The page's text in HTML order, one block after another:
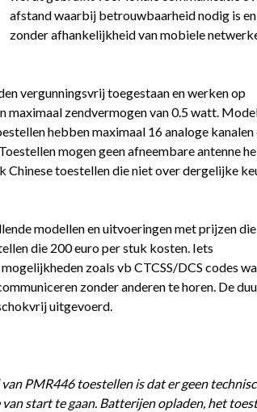
afstand waarbij betrouwbaarheid nodig is
zonder afhankelijkheid van mobiele
vergunningsvrij toegestaan en werken op
zendvermogen van 0.5 watt.
hebben maximaal 16 analoge kanalen
mogen geen afneembare antenne
Chinese toestellen die niet over dergelijke
modellen en uitvoeringen met prijzen die
die 200 euro per stuk kosten. Iets
zoals vb CTCSS/DCS codes
zonder anderen te horen. De
uitgevoerd.
PMR446 toestellen is dat er geen
van start te gaan. Batterijen opladen, het